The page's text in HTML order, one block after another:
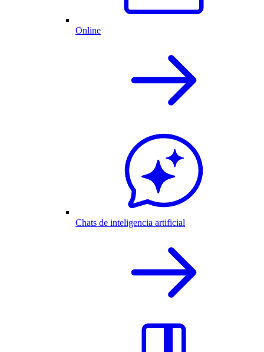
Online
Chats de inteligencia artificial